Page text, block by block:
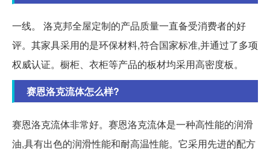
一线。 洛克邦全屋定制的产品质量一直备受消费者的好
评。其家具采用的是环保材料,符合国家标准,并通过了多项
权威认证。橱柜、衣柜等产品的板材均采用高密度板。
赛恩洛克流体怎么样?
赛恩洛克流体非常好。赛恩洛克流体是一种高性能的润滑
油,具有出色的润滑性能和耐高温性能。它采用先进的配方